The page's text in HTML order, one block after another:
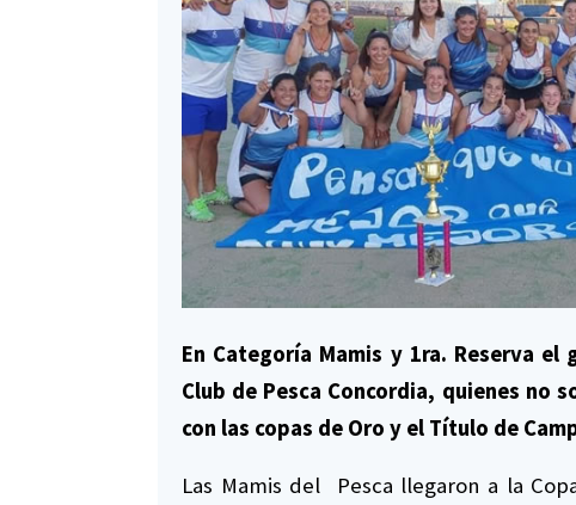
En Categoría Mamis y 1ra. Reserva
Club de Pesca Concordia, quienes no
con las copas de Oro y el Título de
Las Mamis del Pesca llegaron a la